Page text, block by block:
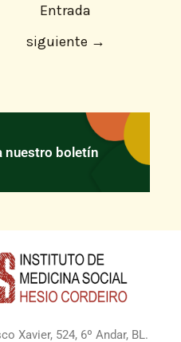
Entrada
siguiente →
nuestro boletín
Xavier, 524, 6º Andar, BL.